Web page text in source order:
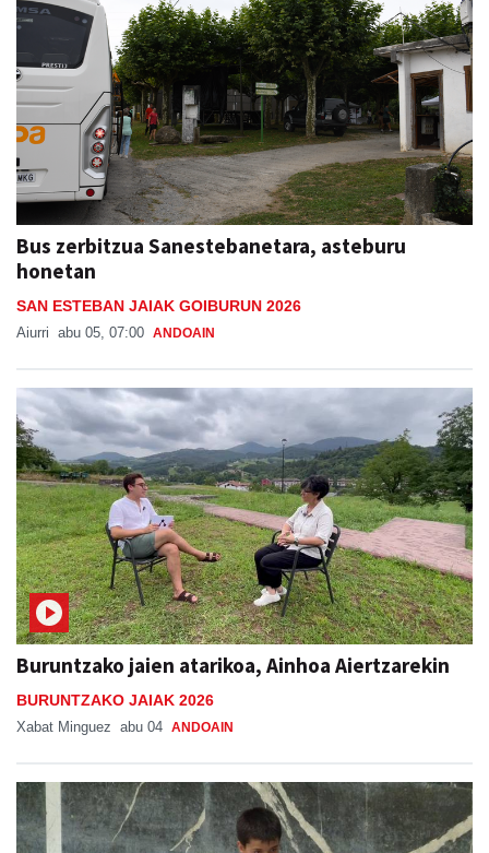
Bus zerbitzua Sanestebanetara, asteburu
honetan
SAN ESTEBAN JAIAK GOIBURUN 2026
Aiurri abu 05, 07:00 ANDOAIN
Buruntzako jaien atarikoa, Ainhoa Aiertzarekin
BURUNTZAKO JAIAK 2026
Xabat Minguez abu 04 ANDOAIN